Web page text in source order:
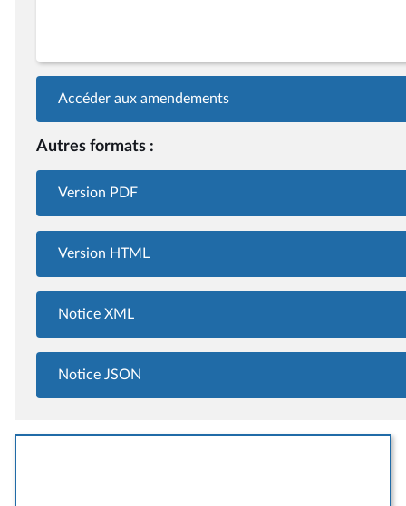
Accéder aux amendements
Autres formats :
Version PDF
Version HTML
Notice XML
Notice JSON